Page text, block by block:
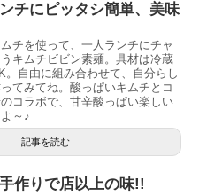
チにピッタシ簡単、美味
チを使って、一人ランチにチャ
キムチビビン素麺。具材は冷蔵
。自由に組み合わせて、自分らし
てみてね。酸っぱいキムチとコ
コラボで、甘辛酸っぱい楽しい
～♪
記事を読む
作りで店以上の味!!